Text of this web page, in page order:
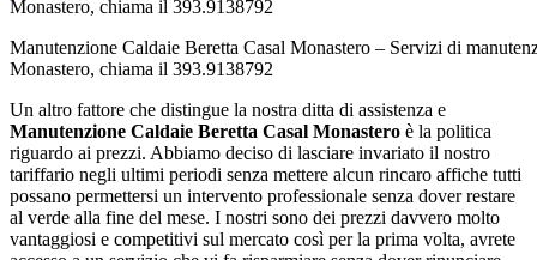
Manutenzione Caldaie Beretta Casal Monastero – Servizi di
Monastero, chiama il 393.9138792
Un altro fattore che distingue la nostra ditta di assistenza e
Manutenzione Caldaie Beretta Casal Monastero è la politica
riguardo ai prezzi. Abbiamo deciso di lasciare invariato il nostro
tariffario negli ultimi periodi senza mettere alcun rincaro affiche tutti
possano permettersi un intervento professionale senza dover restare
al verde alla fine del mese. I nostri sono dei prezzi davvero molto
vantaggiosi e competitivi sul mercato così per la prima volta, avrete